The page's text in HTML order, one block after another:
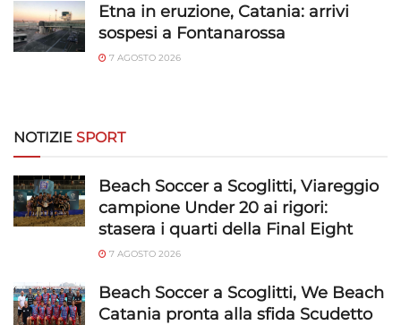
Etna in eruzione, Catania: arrivi
sospesi a Fontanarossa
7 AGOSTO 2026
NOTIZIE SPORT
Beach Soccer a Scoglitti, Viareggio
campione Under 20 ai rigori:
stasera i quarti della Final Eight
7 AGOSTO 2026
Beach Soccer a Scoglitti, We Beach
Catania pronta alla sfida Scudetto